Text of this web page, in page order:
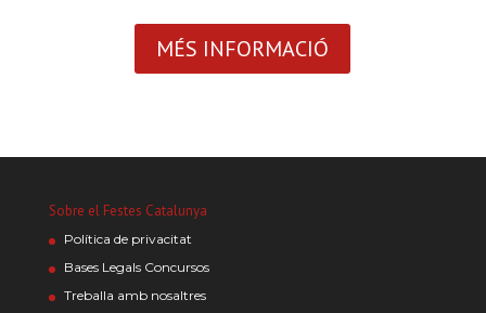
MÉS INFORMACIÓ
Sobre el Festes Catalunya
Política de privacitat
Bases Legals Concursos
Treballa amb nosaltres